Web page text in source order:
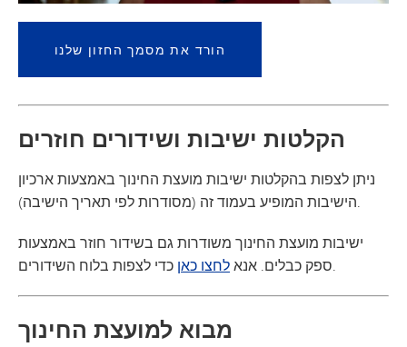
הורד את מסמך החזון שלנו
הקלטות ישיבות ושידורים חוזרים
ניתן לצפות בהקלטות ישיבות מועצת החינוך באמצעות ארכיון
הישיבות המופיע בעמוד זה (מסודרות לפי תאריך הישיבה).
ישיבות מועצת החינוך משודרות גם בשידור חוזר באמצעות
ספק כבלים. אנאלחצו כאן כדי לצפות בלוח השידורים.
מבוא למועצת החינוך